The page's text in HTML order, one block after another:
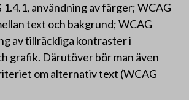
användning av färger; WCAG
text och bakgrund; WCAG
av tillräckliga kontraster i
grafik. Därutöver bör man även
om alternativ text (WCAG